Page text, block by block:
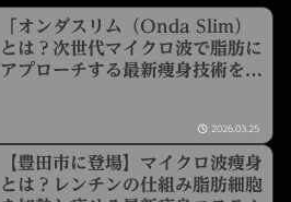
「オンダスリム（Onda Slim）
とは？次世代マイクロ波で脂肪に
アプローチする最新痩身技術を徹
2026.03.25
【豊田市に登場】マイクロ波痩身
とは？レンチンの仕組み脂肪細胞